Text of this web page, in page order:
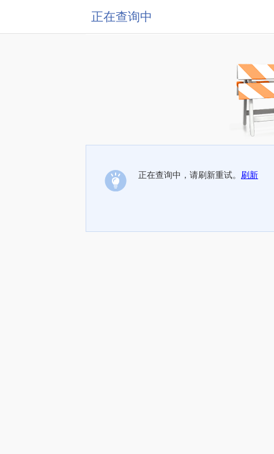
正在查询中
正在查询中，请刷新重试。 刷新